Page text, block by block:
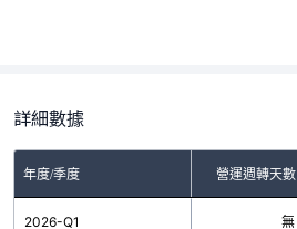
詳細數據
年度/季度
存貨週轉天數 營運週轉天數
2026-Q1 無